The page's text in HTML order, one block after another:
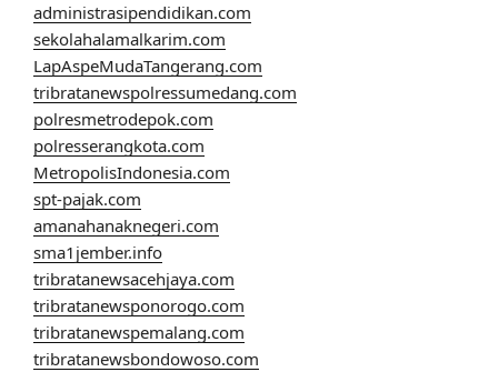
administrasipendidikan.com
sekolahalamalkarim.com
LapAspeMudaTangerang.com
tribratanewspolressumedang.com
polresmetrodepok.com
polresserangkota.com
MetropolisIndonesia.com
spt-pajak.com
amanahanaknegeri.com
sma1jember.info
tribratanewsacehjaya.com
tribratanewsponorogo.com
tribratanewspemalang.com
tribratanewsbondowoso.com